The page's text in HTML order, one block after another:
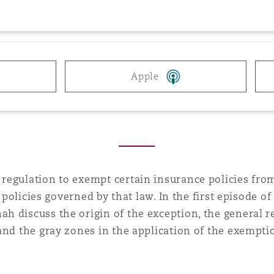
Apple
regulation to exempt certain insurance policies
governed by that law. In the first episode of
discuss the origin of the exception, the
the gray zones in the application of the